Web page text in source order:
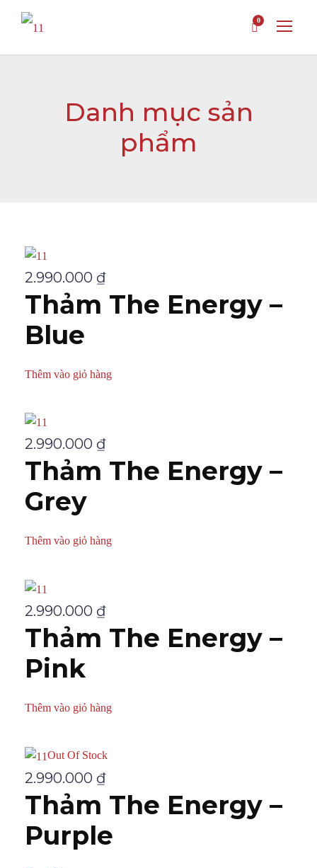
0
Danh mục sản
phẩm
2.990.000 ₫
Thảm The Energy –
Blue
Thêm vào giỏ hàng
2.990.000 ₫
Thảm The Energy –
Grey
Thêm vào giỏ hàng
2.990.000 ₫
Thảm The Energy –
Pink
Thêm vào giỏ hàng
Out Of Stock
2.990.000 ₫
Thảm The Energy –
Purple